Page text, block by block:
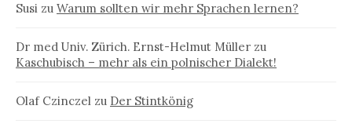
Susi zu Warum sollten wir mehr Sprachen lernen?
Dr med Univ. Zürich. Ernst-Helmut Müller zu
Kaschubisch – mehr als ein polnischer Dialekt!
Olaf Czinczel zu Der Stintkönig